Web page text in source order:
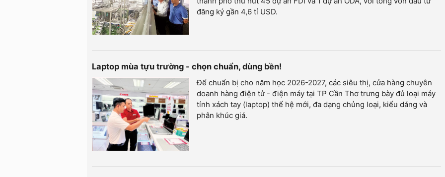
đăng ký gần 4,6 tỉ USD.
Laptop mùa tựu trường - chọn chuẩn, dùng bền!
Để chuẩn bị cho năm học 2026-2027, các siêu thị, cửa hàng chuyên
doanh hàng điện tử - điện máy tại TP Cần Thơ trưng bày đủ loại máy
tính xách tay (laptop) thế hệ mới, đa dạng chủng loại, kiểu dáng và
phân khúc giá.